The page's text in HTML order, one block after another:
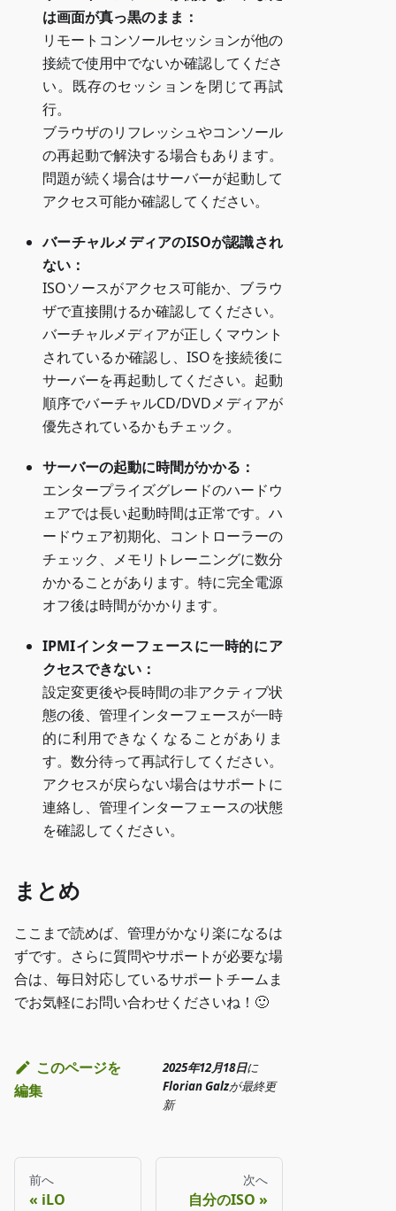
は画面が真っ黒のまま：
リモートコンソールセッションが他の
接続で使用中でないか確認してくださ
い。既存のセッションを閉じて再試
行。
ブラウザのリフレッシュやコンソール
の再起動で解決する場合もあります。
問題が続く場合はサーバーが起動して
アクセス可能か確認してください。
バーチャルメディアのISOが認識され
ない：
ISOソースがアクセス可能か、ブラウ
ザで直接開けるか確認してください。
バーチャルメディアが正しくマウント
されているか確認し、ISOを接続後に
サーバーを再起動してください。起動
順序でバーチャルCD/DVDメディアが
優先されているかもチェック。
サーバーの起動に時間がかかる：
エンタープライズグレードのハードウ
ェアでは長い起動時間は正常です。ハ
ードウェア初期化、コントローラーの
チェック、メモリトレーニングに数分
かかることがあります。特に完全電源
オフ後は時間がかかります。
IPMIインターフェースに一時的にア
クセスできない：
設定変更後や長時間の非アクティブ状
態の後、管理インターフェースが一時
的に利用できなくなることがありま
す。数分待って再試行してください。
アクセスが戻らない場合はサポートに
連絡し、管理インターフェースの状態
を確認してください。
まとめ
ここまで読めば、管理がかなり楽になるは
ずです。さらに質問やサポートが必要な場
合は、毎日対応しているサポートチームま
でお気軽にお問い合わせくださいね！🙂
このページを
編集
2025年12月18日に
Florian Galzが最終更
新
前へ
iLO
次へ
自分のISO